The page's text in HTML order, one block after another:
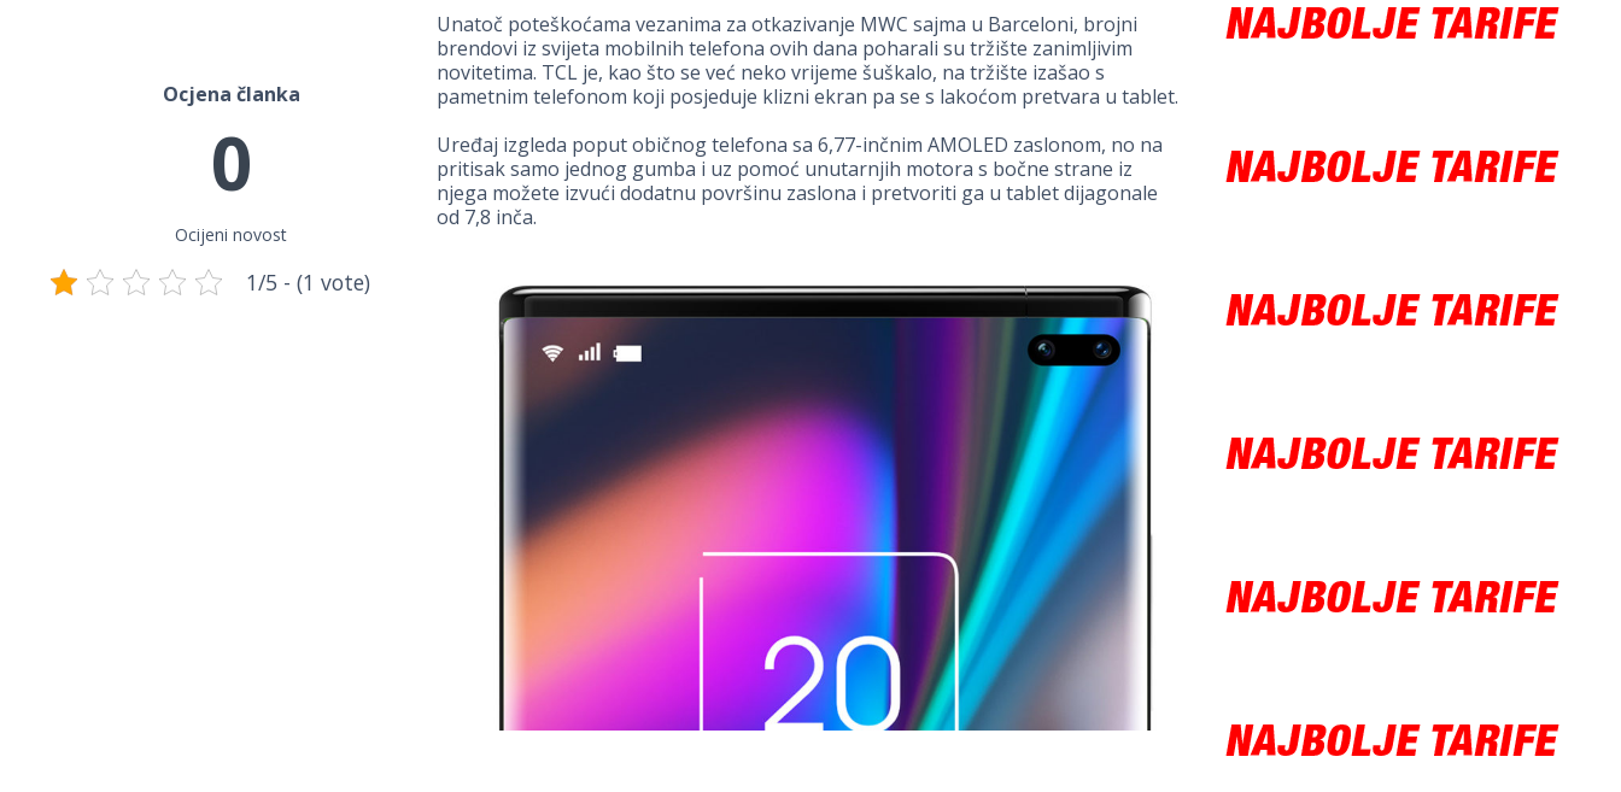
Ocjena članka
0
Ocijeni novost
1/5 - (1 vote)
Unatoč poteškoćama vezanima za otkazivanje MWC sajma u Barceloni, brojni
brendovi iz svijeta mobilnih telefona ovih dana poharali su tržište zanimljivim
novitetima. TCL je, kao što se već neko vrijeme šuškalo, na tržište izašao s
pametnim telefonom koji posjeduje klizni ekran pa se s lakoćom pretvara u tablet.
Uređaj izgleda poput običnog telefona sa 6,77-inčnim AMOLED zaslonom, no na
pritisak samo jednog gumba i uz pomoć unutarnjih motora s bočne strane iz
njega možete izvući dodatnu površinu zaslona i pretvoriti ga u tablet dijagonale
od 7,8 inča.